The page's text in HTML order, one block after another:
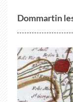
Dommartin